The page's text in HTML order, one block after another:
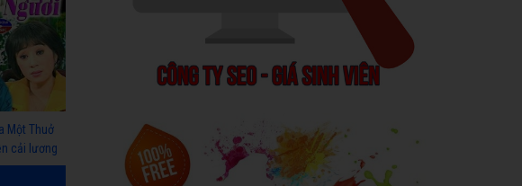
Một Thuở
cải lương